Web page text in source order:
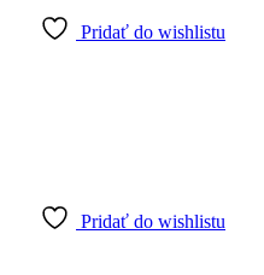
Pridať do wishlistu
Pridať do wishlistu